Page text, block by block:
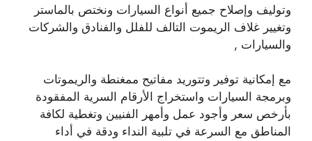
وتوليف وإصلاح جميع أنواع السيارات ونختص بالماستر
وتغيير غلاف الريموت التالف للفلل والفنادق والشركات
والسيارات ,
مع إمكانية توفير وتتوريد مفاتيح ممغنطة والريموتات
وبرمجة السيارات واستخراج الأرقام السرية المفقودة
بأرخص سعر وأجود عمل وأمهر الفنيين وتغطية لكافة
المناطق مع السرعة في تلبية النداء ودقة في أداء